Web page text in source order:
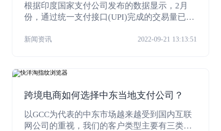
根据印度国家支付公司发布的数据显示，2月
份，通过统一支付接口(UPI)完成的交易量已经
亿卢比。
新闻资讯 2022-09-21 13:13:51
跨境电商如何选择中东当地支付公司？
以GCC为代表的中东市场越来越受到国内互联
网公司的重视，我们的客户类型主要有三类：